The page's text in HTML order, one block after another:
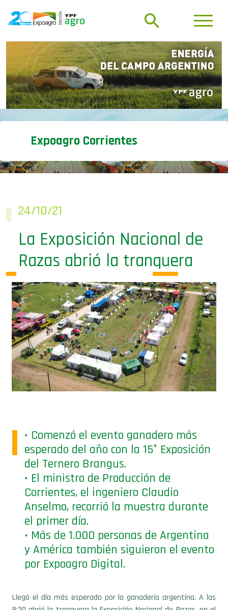
Expoagro Corrientes
24/10/21
La Exposición Nacional de
Razas abrió la tranquera
• Comenzó el evento ganadero más
esperado del año con la 15° Exposición
del Ternero Brangus.
• El ministro de Producción de
Corrientes, el ingeniero Claudio
Anselmo, recorrió la muestra durante
el primer día.
• Más de 1.000 personas de Argentina
y América también siguieron el evento
por Expoagro Digital.
Llegó el día más esperado por la ganadería argentina. A las